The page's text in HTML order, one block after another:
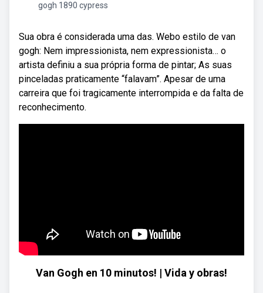
gogh 1890 cypress
Sua obra é considerada uma das. Webo estilo de van
gogh: Nem impressionista, nem expressionista… o
artista definiu a sua própria forma de pintar; As suas
pinceladas praticamente “falavam”. Apesar de uma
carreira que foi tragicamente interrompida e da falta de
reconhecimento.
Van Gogh en 10 minutos! | Vida y obras!